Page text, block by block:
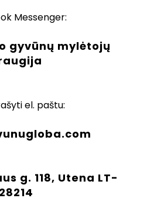
Messenger:
gyvūnų mylėtojų
el. paštu:
g. 118, Utena LT-
28214